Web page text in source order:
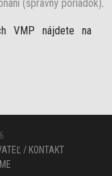
(správny poriadok).
VMP nájdete na
/ KONTAKT